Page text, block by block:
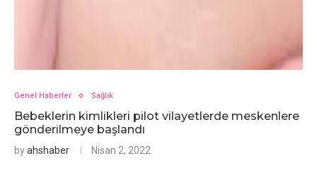
Genel Haberler Sağlık
Bebeklerin kimlikleri pilot vilayetlerde meskenlere
gönderilmeye başlandı
byahshaber Nisan 2, 2022